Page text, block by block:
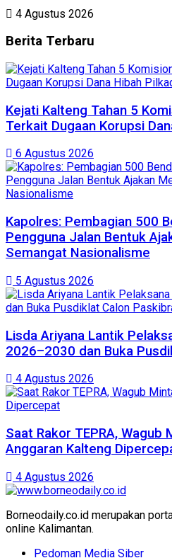
4 Agustus 2026
Berita Terbaru
Kejati Kalteng Tahan 5
Terkait Dugaan Korupsi
6 Agustus 2026
Kapolres: Pembagian 500
Pengguna Jalan Bentuk
Semangat Nasionalisme
5 Agustus 2026
Lisda Ariyana Lantik
2026–2030 dan Buka
4 Agustus 2026
Saat Rakor TEPRA, Wagub
Anggaran Kalteng
4 Agustus 2026
Borneodaily.co.id merupakan
online Kalimantan.
Pedoman Media Siber